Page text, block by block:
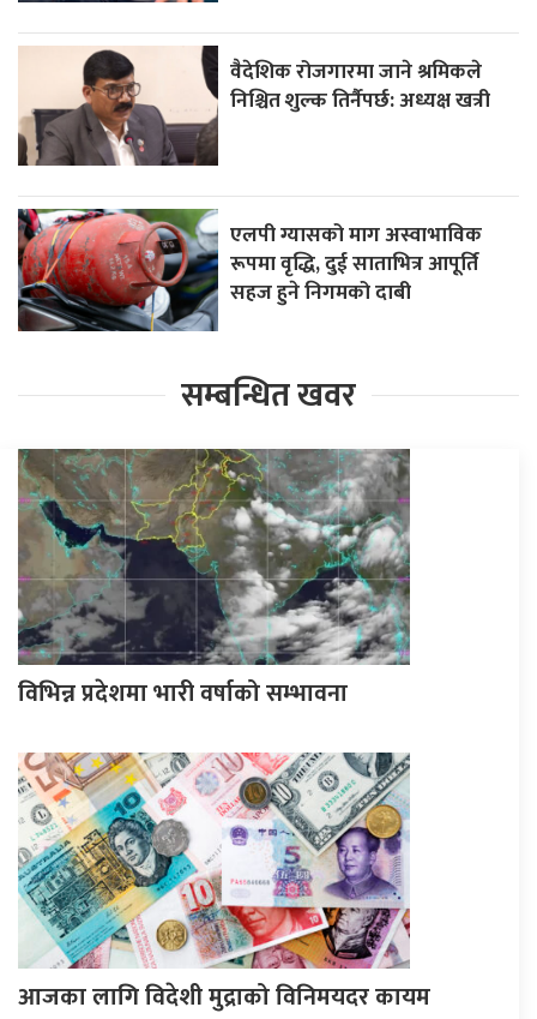
वैदेशिक रोजगारमा जाने श्रमिकले
निश्चित शुल्क तिर्नैपर्छ: अध्यक्ष खत्री
एलपी ग्यासको माग अस्वाभाविक
रूपमा वृद्धि, दुई साताभित्र आपूर्ति
सहज हुने निगमको दाबी
सम्बन्धित खवर
विभिन्न प्रदेशमा भारी वर्षाको सम्भावना
आजका लागि विदेशी मुद्राको विनिमयदर कायम